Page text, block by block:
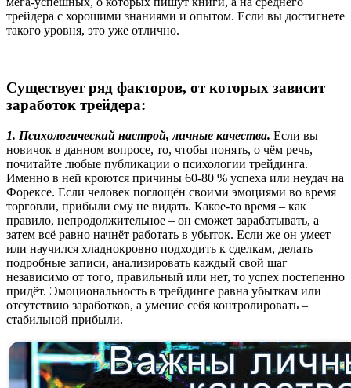
трейдера с хорошими знаниями и опытом. Если вы достигнете
такого уровня, это уже отлично.
Существует ряд факторов, от которых зависит
заработок трейдера:
1. Психологический настрой, личные качества. Если вы –
новичок в данном вопросе, то, чтобы понять, о чём речь,
почитайте любые публикации о психологии трейдинга.
Именно в ней кроются причины 60-80 % успеха или неудач на
Форексе. Если человек поглощён своими эмоциями во время
торговли, прибыли ему не видать. Какое-то время – как
правило, непродолжительное – он сможет зарабатывать, а
затем всё равно начнёт работать в убыток. Если же он умеет
или научился хладнокровно подходить к сделкам, делать
подробные записи, анализировать каждый свой шаг
независимо от того, правильный или нет, то успех постепенно
придёт. Эмоциональность в трейдинге равна убыткам или
отсутствию заработков, а умение себя контролировать –
стабильной прибыли.